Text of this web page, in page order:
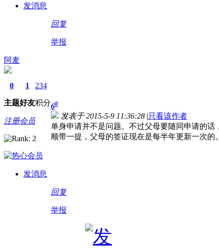
发消息
回复
举报
阿麦
0
主题
1
好友
234
积分
注册会员
发消息
6#
发表于 2015-5-9 11:36:28 |只看该作者
单身申请并不是问题。不过父母要随同申请的
顺带一提，父母的签证现在是每半年更新一次的
回复
举报